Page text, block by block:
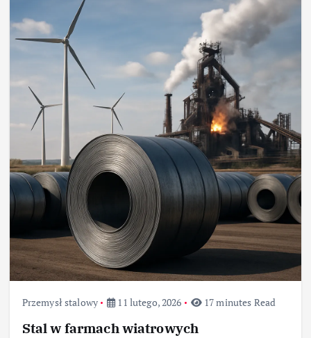
Przemysł stalowy 11 lutego, 2026 17 minutes Read
Stal w farmach wiatrowych